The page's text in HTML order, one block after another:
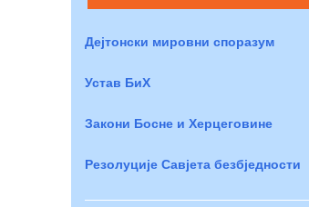
Дејтонски мировни споразум
Устав БиХ
Закони Босне и Херцеговине
Резолуције Савјета безбједности